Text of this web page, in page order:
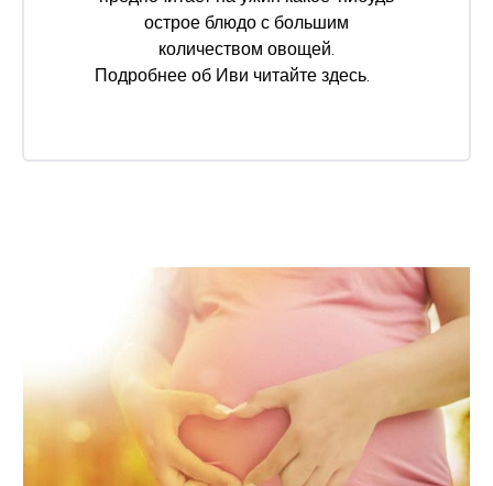
острое блюдо с большим
количеством овощей.
Подробнее об Иви читайте здесь